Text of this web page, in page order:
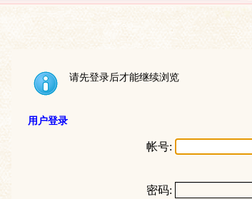
请先登录后才能继续浏览
用户登录
帐号:
密码: